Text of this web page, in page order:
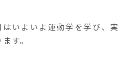
いよいよ運動学を学び、実
す。